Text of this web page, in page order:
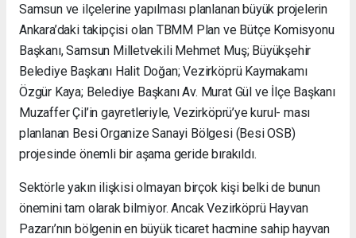
Samsun ve ilçelerine yapılması planlanan büyük projelerin
Ankara’daki takipçisi olan TBMM Plan ve Bütçe Komisyonu
Başkanı, Samsun Milletvekili Mehmet Muş; Büyükşehir
Belediye Başkanı Halit Doğan; Vezirköprü Kaymakamı
Özgür Kaya; Belediye Başkanı Av. Murat Gül ve İlçe Başkanı
Muzaffer Çil’in gayretleriyle, Vezirköprü’ye kurul- ması
planlanan Besi Organize Sanayi Bölgesi (Besi OSB)
projesinde önemli bir aşama geride bırakıldı.
Sektörle yakın ilişkisi olmayan birçok kişi belki de bunun
önemini tam olarak bilmiyor. Ancak Vezirköprü Hayvan
Pazarı’nın bölgenin en büyük ticaret hacmine sahip hayvan